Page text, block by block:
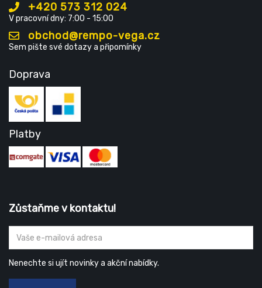
+420 573 312 024
V pracovní dny: 7:00 - 15:00
obchod@rempo-vega.cz
Sem pište své dotazy a připomínky
Doprava
Platby
Zůstaňme v kontaktu!
Nenechte si ujít novinky a akční nabídky.